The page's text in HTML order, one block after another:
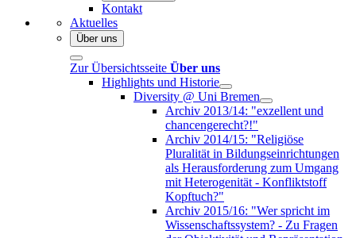
Kontakt
Aktuelles
Über uns
Zur Übersichtsseite Über uns
Highlights und Historie
Diversity @ Uni Bremen
Archiv 2013/14: "exzellent und
chancengerecht?!"
Archiv 2014/15: "Religiöse
Pluralität in Bildungseinrichtungen
als Herausforderung zum Umgang
mit Heterogenität - Konfliktstoff
Kopftuch?"
Archiv 2015/16: "Wer spricht im
Wissenschaftssystem? - Zu Fragen